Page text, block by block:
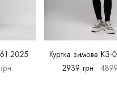
2025
грн
Куртка зимова
2939 грн